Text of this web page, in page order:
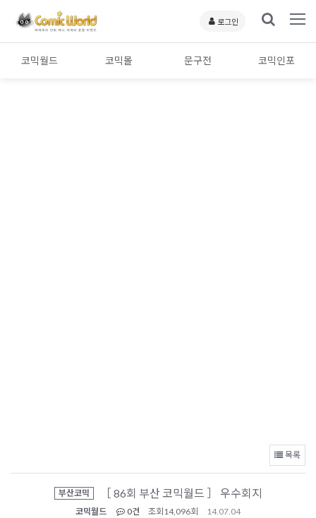
로그인
코믹월드 코믹몰 문구전 코믹인포
목록
부산코믹 ［ 86회 부산 코믹월드 ］ 우수회지
코믹월드 0건 조회 14,096회 14.07.04